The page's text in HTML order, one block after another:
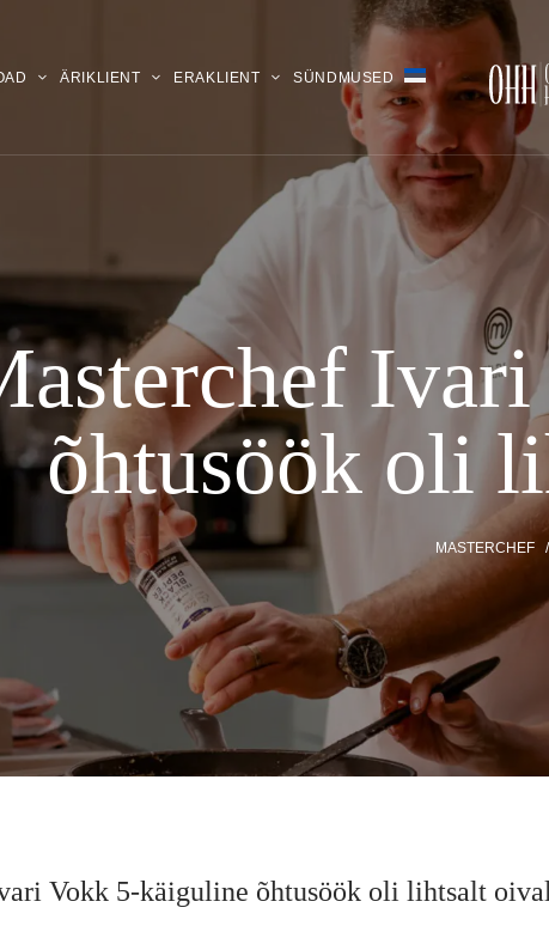
ÄRIKLIENT ERAKLIENT SÜNDMUSED
õhtusöök oli
MASTERCHEF
Vokk 5-käiguline õhtusöök oli lihtsalt